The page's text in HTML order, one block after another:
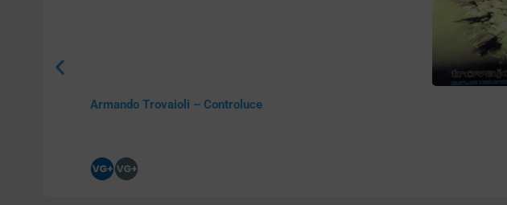
Armando Trovaioli – Controluce